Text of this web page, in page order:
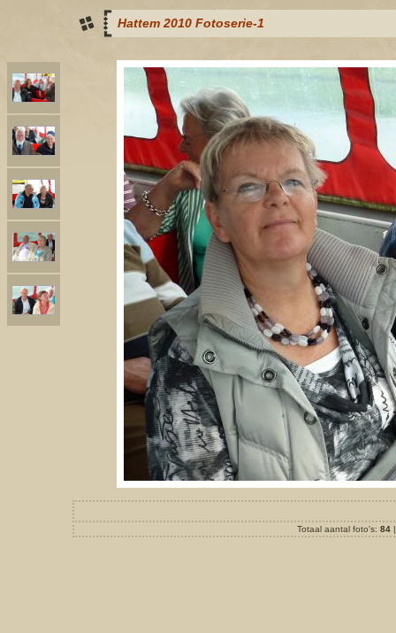
Hattem 2010 Fotoserie-1
Totaal aantal foto's: 84|